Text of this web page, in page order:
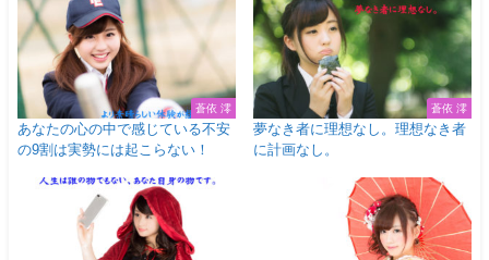
蒼依 澪
あなたの心の中で感じている不安
の9割は実勢には起こらない！
蒼依 澪
夢なき者に理想なし。理想なき者
に計画なし。